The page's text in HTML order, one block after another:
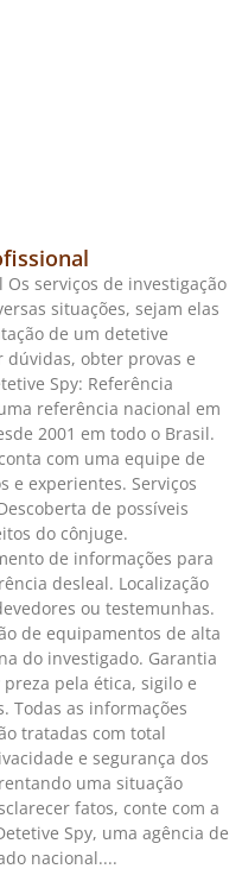
Os serviços de investigação
situações, sejam elas
de um detetive
obter provas e
Spy: Referência
referência nacional em
2001 em todo o Brasil.
com uma equipe de
e experientes. Serviços
de possíveis
do cônjuge.
de informações para
desleal. Localização
ou testemunhas.
de equipamentos de alta
do investigado. Garantia
pela ética, sigilo e
Todas as informações
tratadas com total
e segurança dos
uma situação
fatos, conte com a
Spy, uma agência de
nacional.